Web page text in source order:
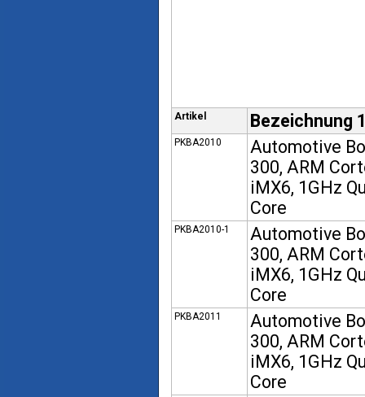
Artikel Bezeichnung
PKBA2010
Automotive
300, ARM
iMX6, 1GHz
Core
PKBA2010-1
Automotive
300, ARM
iMX6, 1GHz
Core
PKBA2011
Automotive
300, ARM
iMX6, 1GHz
Core